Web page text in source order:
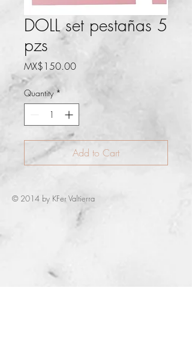
DOLL set pestañas 5
pzs
MX$150.00Price
Quantity *
Add to Cart
© 2014 by KFer Valtierra